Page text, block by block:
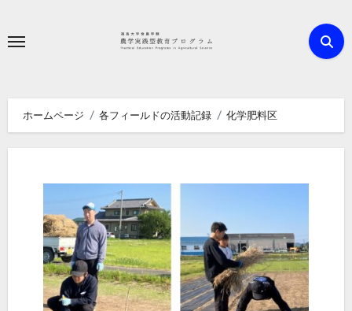
ホームページ 各フィールドの活動記録 化学肥料区